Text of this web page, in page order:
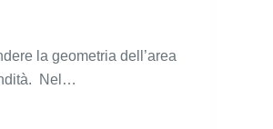
la geometria dell’area
Nel…